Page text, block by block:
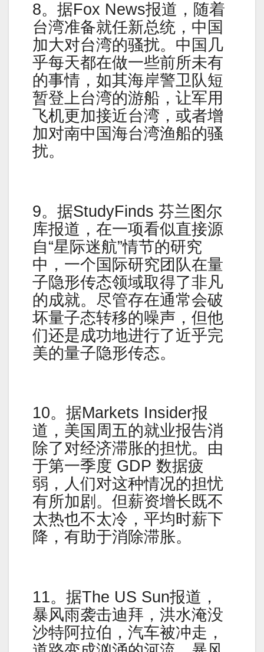
8。据Fox News报道，随着
台湾准备就任新总统，中国
加大对台湾的骚扰。中国几
乎每天都在做一些前所未有
的事情，如其海岸警卫队短
暂登上台湾的游船，让军用
飞机更加接近台湾，或者增
加对南中国海台湾渔船的骚
扰。
9。据StudyFinds 芬兰图尔
库报道，在一项看似直接源
自“星际迷航”情节的研究
中，一个国际研究团队在量
子隐形传态领域取得了非凡
的成就。尽管存在通常会破
坏量子态转移的噪声，但他
们还是成功地进行了近乎完
美的量子隐形传态。
10。据Markets Insider报
道，美国周五的就业报告消
除了对经济滞胀的担忧。由
于第一季度 GDP 数据疲
弱，人们对这种情况的担忧
有所加剧。但薪资增长既不
太热也不太冷，平均时薪下
降，有助于消除滞胀。
11。据The US Sun报道，
暴风雨袭击迪拜，洪水淹没
沙特阿拉伯，汽车被冲走，